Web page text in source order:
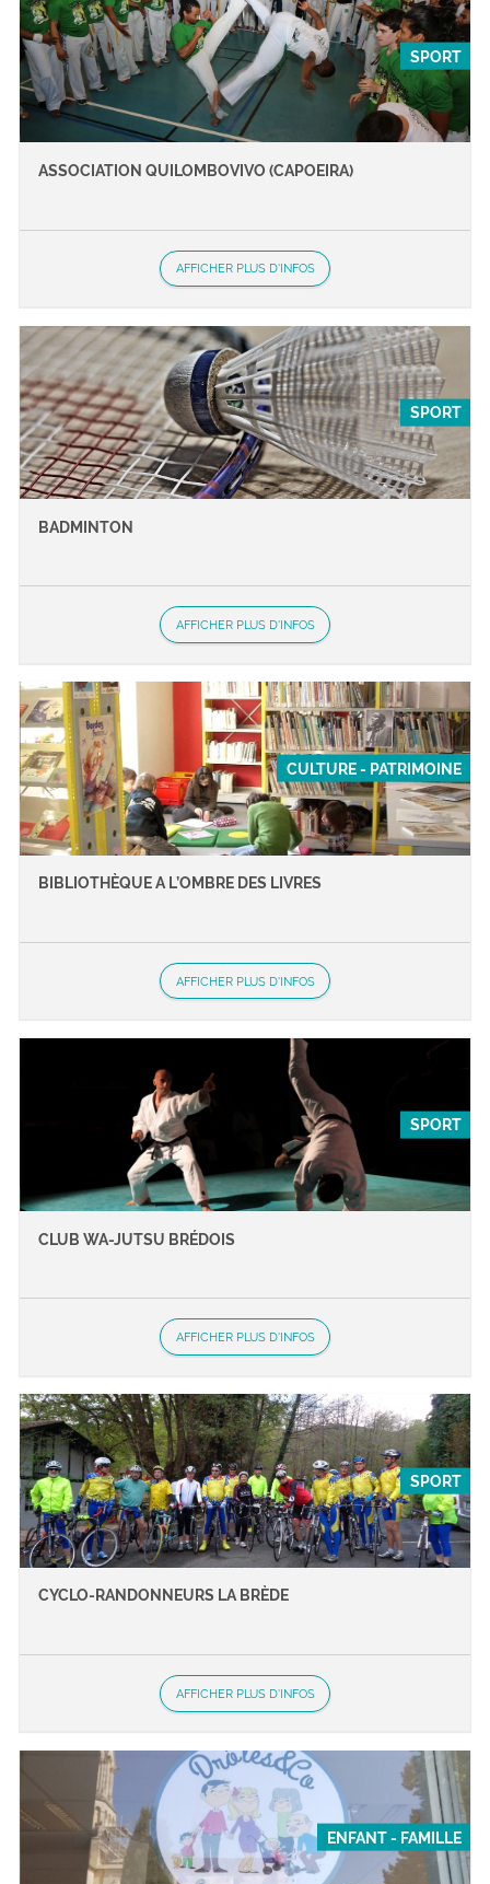
SPORT
ASSOCIATION QUILOMBOVIVO (CAPOEIRA)
AFFICHER PLUS D'INFOS
SPORT
BADMINTON
AFFICHER PLUS D'INFOS
CULTURE - PATRIMOINE
BIBLIOTHÈQUE A L’OMBRE DES LIVRES
AFFICHER PLUS D'INFOS
SPORT
CLUB WA-JUTSU BRÉDOIS
AFFICHER PLUS D'INFOS
SPORT
CYCLO-RANDONNEURS LA BRÈDE
AFFICHER PLUS D'INFOS
ENFANT - FAMILLE